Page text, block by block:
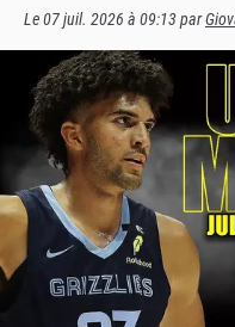
Le07 juil. 2026 à 09:13par